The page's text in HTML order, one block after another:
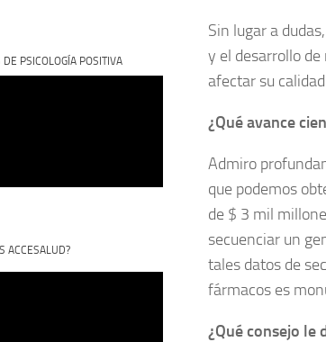
Sin lugar a
y el desarrollo
afectar su
¿Qué avance
Admiro
que podemos
de $ 3 mil
secuenciar un
tales datos de
fármacos es
¿Qué consejo le
DE PSICOLOGÍA POSITIVA
ACCESALUD?